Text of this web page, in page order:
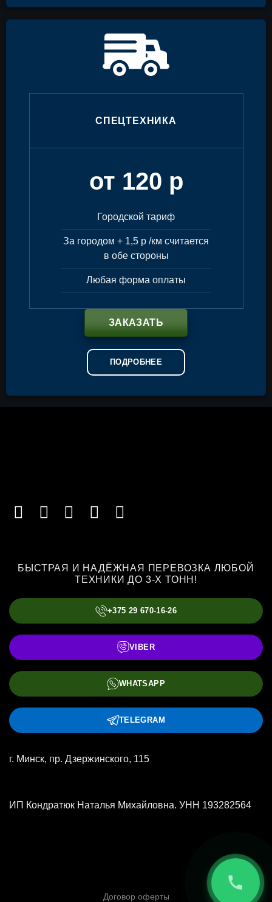
СПЕЦТЕХНИКА
от 120 р
Городской тариф
За городом + 1,5 р /км считается
в обе стороны
Любая форма оплаты
ЗАКАЗАТЬ
ПОДРОБНЕЕ
БЫСТРАЯ И НАДЁЖНАЯ ПЕРЕВОЗКА ЛЮБОЙ
ТЕХНИКИ ДО 3-Х ТОНН!
+375 29 670-16-26
VIBER
WHATSAPP
TELEGRAM
г. Минск, пр. Дзержинского, 115
ИП Кондратюк Наталья Михайловна. УНН 193282564
Договор оферты